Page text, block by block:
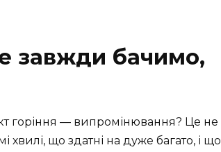
завжди бачимо,
горіння — випромінювання? Це не
хвилі, що здатні на дуже багато, і що